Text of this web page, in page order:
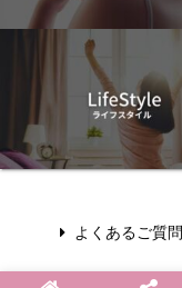
よくあるご質問